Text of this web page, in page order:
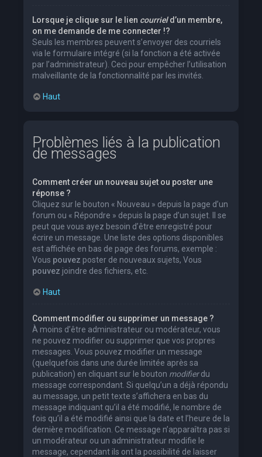
Lorsque je clique sur le lien courrield’un membre,
on me demande de me connecter !?
Seuls les membres peuvent s’envoyer des courriels
via le formulaire intégré (si la fonction a été activée
par l’administrateur). Ceci pour empêcher l’utilisation
malveillante de la fonctionnalité par les invités.
Haut
Problèmes liés à la publication
de messages
Comment créer un nouveau sujet ou poster une
réponse ?
Cliquez sur le bouton « Nouveau » depuis la page d’un
forum ou « Répondre » depuis la page d’un sujet. Il se
peut que vous ayez besoin d’être enregistré pour
écrire un message. Une liste des options disponibles
est affichée en bas de page des forums, exemple :
Vous pouvez poster de nouveaux sujets, Vous
pouvez joindre des fichiers, etc.
Haut
Comment modifier ou supprimer un message ?
À moins d’être administrateur ou modérateur, vous
ne pouvez modifier ou supprimer que vos propres
messages. Vous pouvez modifier un message
(quelquefois dans une durée limitée après sa
publication) en cliquant sur le bouton modifierdu
message correspondant. Si quelqu’un a déjà répondu
au message, un petit texte s’affichera en bas du
message indiquant qu’il a été modifié, le nombre de
fois qu’il a été modifié ainsi que la date et l’heure de la
dernière modification. Ce message n’apparaîtra pas si
un modérateur ou un administrateur modifie le
message, cependant ils ont la possibilité de laisser